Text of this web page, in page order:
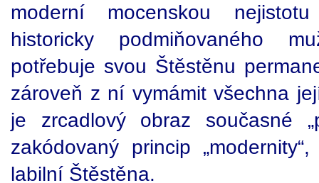
moderní mocenskou
historicky podmiňovaného
potřebuje svou Štěstěnu
zároveň z ní vymámit všechna
je zrcadlový obraz současné
zakódovaný princip
labilní Štěstěna.